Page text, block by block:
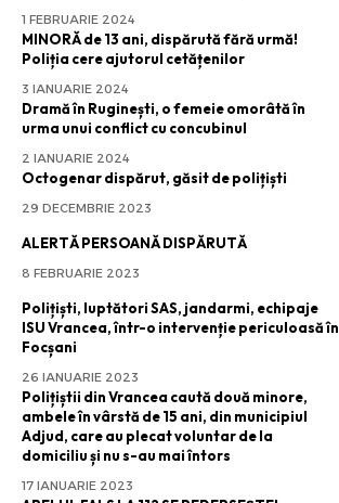
1 FEBRUARIE 2024
MINORĂ de 13 ani, dispărută fără urmă!
Poliția cere ajutorul cetățenilor
3 IANUARIE 2024
Dramă în Ruginești, o femeie omorâtă în
urma unui conflict cu concubinul
2 IANUARIE 2024
Octogenar dispărut, găsit de polițiști
29 DECEMBRIE 2023
ALERTĂ PERSOANĂ DISPĂRUTĂ
8 FEBRUARIE 2023
Polițiști, luptători SAS, jandarmi, echipaje
ISU Vrancea, într-o intervenție periculoasă în
Focșani
26 IANUARIE 2023
Polițiștii din Vrancea caută două minore,
ambele în vârstă de 15 ani, din municipiul
Adjud, care au plecat voluntar de la
domiciliu și nu s-au mai întors
17 IANUARIE 2023